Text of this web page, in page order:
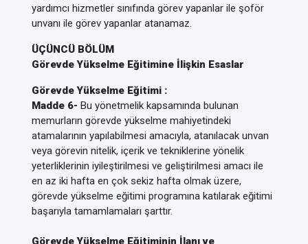
yardımcı hizmetler sınıfında görev yapanlar ile şoför
unvanı ile görev yapanlar atanamaz.
ÜÇÜNCÜ BÖLÜM
Görevde Yükselme Eğitimine İlişkin Esaslar
Görevde Yükselme Eğitimi :
Madde 6- Bu yönetmelik kapsamında bulunan
memurların görevde yükselme mahiyetindeki
atamalarının yapılabilmesi amacıyla, atanılacak unvan
veya görevin nitelik, içerik ve tekniklerine yönelik
yeterliklerinin iyileştirilmesi ve geliştirilmesi amacı ile
en az iki hafta en çok sekiz hafta olmak üzere,
görevde yükselme eğitimi programına katılarak eğitimi
başarıyla tamamlamaları şarttır.
Görevde Yükselme Eğitiminin İlanı ve